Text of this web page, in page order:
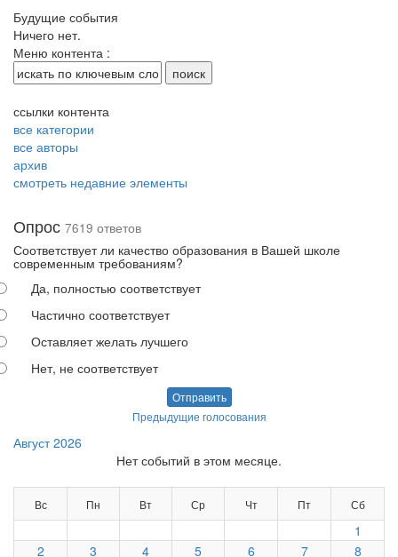
Будущие события
Ничего нет.
Меню контента :
ссылки контента
все категории
все авторы
архив
смотреть недавние элементы
Опрос 7619 ответов
Соответствует ли качество образования в Вашей школе
современным требованиям?
Да, полностью соответствует
Частично соответствует
Оставляет желать лучшего
Нет, не соответствует
Отправить
Предыдущие голосования
Август 2026
Нет событий в этом месяце.
Вс Пн Вт Ср Чт Пт Сб
1
2
3 4 5 6 7 8